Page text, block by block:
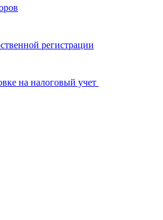
регистрации
на налоговый учет